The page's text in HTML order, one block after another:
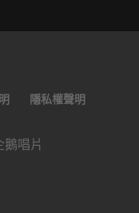
隱私權聲明
唱片